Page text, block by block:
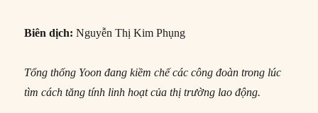
Biên dịch: Nguyễn Thị Kim Phụng
Tổng thống Yoon đang kiềm chế các công đoàn trong lúc
tìm cách tăng tính linh hoạt của thị trường lao động.